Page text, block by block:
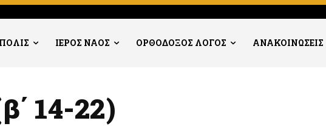
ΙΕΡΟΣ ΝΑΟΣ ΟΡΘΟΔΟΞΟΣ ΛΟΓΟΣ ΑΝΑΚΟΙΝΩΣΕΙΣ
14-22)